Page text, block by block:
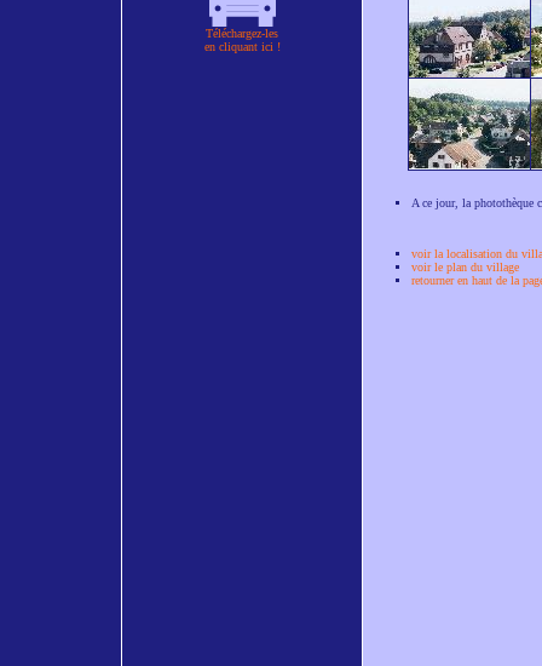
Téléchargez-les
en cliquant ici !
A ce jour, la photothèque
voir la localisation du
voir le plan du village
retourner en haut de la